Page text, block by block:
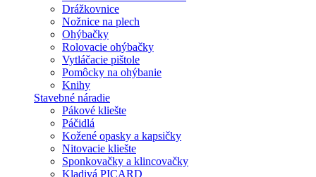
Drážkovnice
Nožnice na plech
Ohýbačky
Rolovacie ohýbačky
Vytláčacie pištole
Pomôcky na ohýbanie
Knihy
Stavebné náradie
Pákové kliešte
Páčidlá
Kožené opasky a kapsičky
Nitovacie kliešte
Sponkovačky a klincovačky
Kladivá PICARD